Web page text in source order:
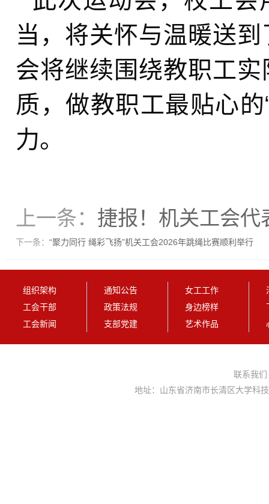
当，将关怀与温暖送
会将继续围绕教职工
质，做教职工最贴心
力。
上一条： 捷报！机关工会
下一条： “聚力同行 绳彩飞扬”机关工会2026年跳绳比赛顺利举行
组织架构
工会干部
工会新闻
通知公告
政策法规
支部党建
女工工作
身边榜样
艺术作品
联系我们
地址：山东省济南市长清区大学科